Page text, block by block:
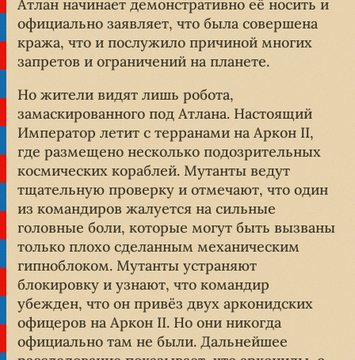
Атлан начинает демонстративно её носить и
официально заявляет, что была совершена
кража, что и послужило причиной многих
запретов и ограничений на планете.
Но жители видят лишь робота,
замаскированного под Атлана. Настоящий
Император летит с терранами на Аркон II,
где размещено несколько подозрительных
космических кораблей. Мутанты ведут
тщательную проверку и отмечают, что один
из командиров жалуется на сильные
головные боли, которые могут быть вызваны
только плохо сделанным механическим
гипноблоком. Мутанты устраняют
блокировку и узнают, что командир
убежден, что он привёз двух арконидских
офицеров на Аркон II. Но они никогда
официально там не были. Дальнейшее